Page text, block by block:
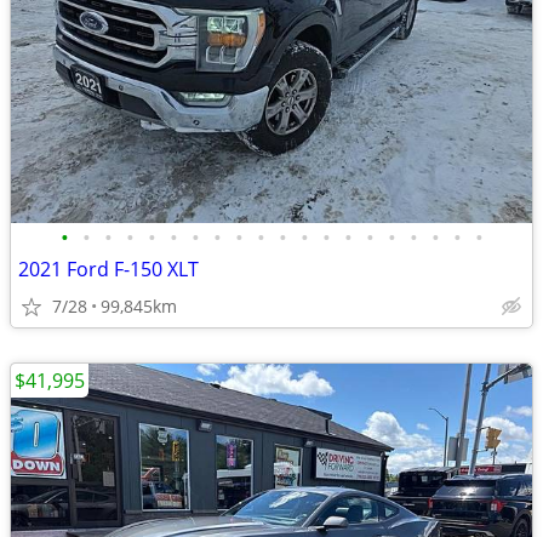
• • • • • • • • • • • • • • • • • • • •
2021 Ford F-150 XLT
7/28 99,845km
$41,995